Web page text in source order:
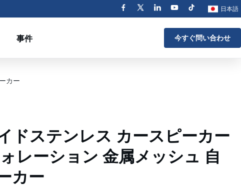
日本語
事件 今すぐ問い合わせ
カー
ドステンレス カースピーカー
レーション 金属メッシュ 自
カー